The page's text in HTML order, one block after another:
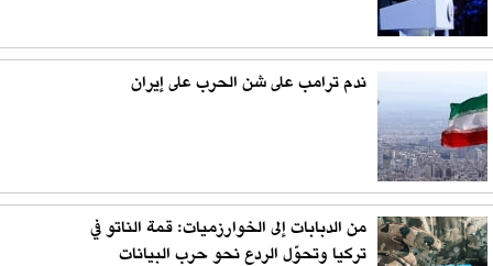
ندم ترامب على شن الحرب على إيران
من الدبابات إلى الخوارزميات: قمة الناتو في
تركيا وتحوّل الردع نحو حرب البيانات